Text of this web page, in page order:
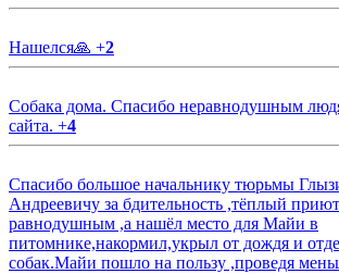
Нашелся🙏 +2
Собака дома. Спасибо неравнодушным
сайта. +4
Спасибо большое начальнику тюрьмы
Андреевичу за бдительность ,тёплый
равнодушным ,а нашёл место для Майи в
питомнике,накормил,укрыл от дождя и
собак.Майи пошло на пользу ,проведя